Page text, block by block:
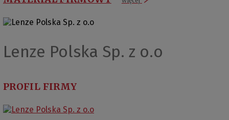
Lenze Polska Sp. z o.o
PROFIL FIRMY